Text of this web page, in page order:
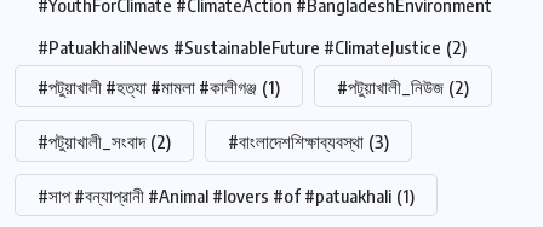
#YouthForClimate #ClimateAction #BangladeshEnvironment
#PatuakhaliNews #SustainableFuture #ClimateJustice (2)
#পটুয়াখালী #হত্যা #মামলা #কালীগঞ্জ (1) #পটুয়াখালী_নিউজ (2)
#পটুয়াখালী_সংবাদ (2) #বাংলাদেশশিক্ষাব্যবস্থা (3)
#সাপ #বন্যাপ্রানী #Animal #lovers #of #patuakhali (1)